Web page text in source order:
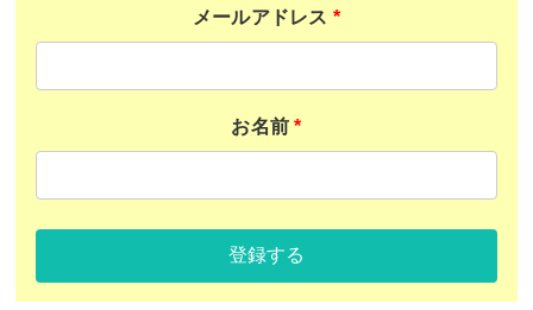
メールアドレス*
お名前*
登録する